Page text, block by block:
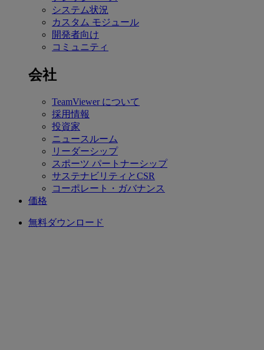
システム状況
カスタム モジュール
開発者向け
コミュニティ
会社
TeamViewer について
採用情報
投資家
ニュースルーム
リーダーシップ
スポーツ パートナーシップ
サステナビリティとCSR
コーポレート・ガバナンス
価格
無料ダウンロード